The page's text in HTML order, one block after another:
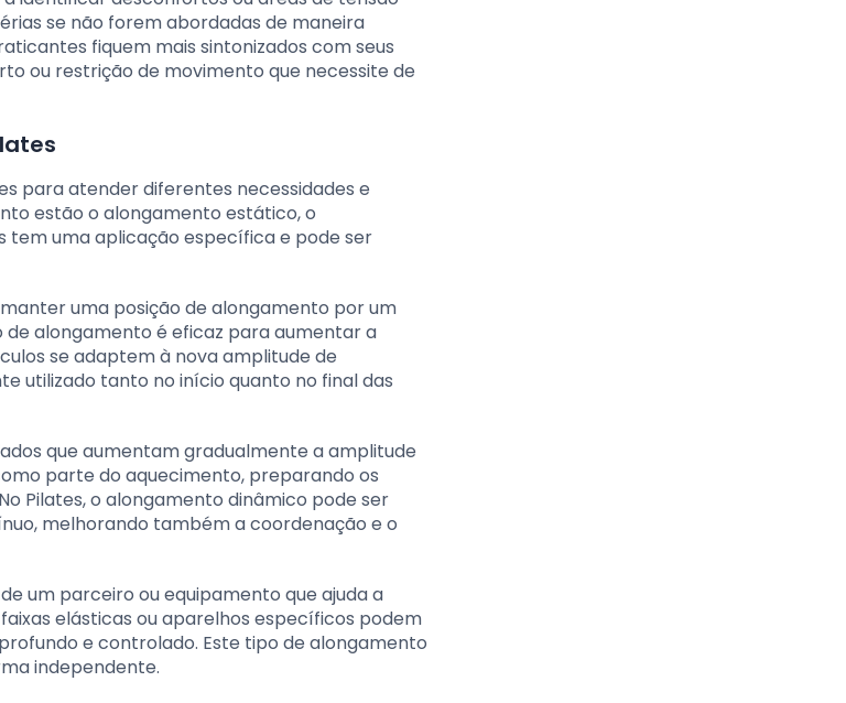
se não forem abordadas de maneira
fiquem mais sintonizados com seus
ou restrição de movimento que necessite de
para atender diferentes necessidades e
estão o alongamento estático, o
tem uma aplicação específica e pode ser
uma posição de alongamento por um
de alongamento é eficaz para aumentar a
se adaptem à nova amplitude de
utilizado tanto no início quanto no final das
que aumentam gradualmente a amplitude
parte do aquecimento, preparando os
Pilates, o alongamento dinâmico pode ser
melhorando também a coordenação e o
um parceiro ou equipamento que ajuda a
elásticas ou aparelhos específicos podem
e controlado. Este tipo de alongamento
independente.